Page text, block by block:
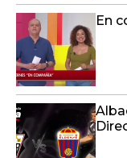
En